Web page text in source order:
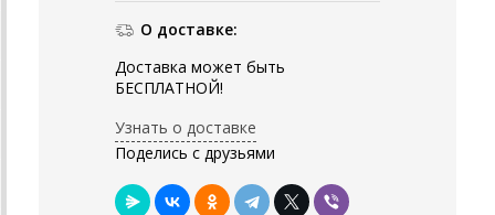
О доставке:
Доставка может быть
БЕСПЛАТНОЙ!
Узнать о доставке
Поделись с друзьями